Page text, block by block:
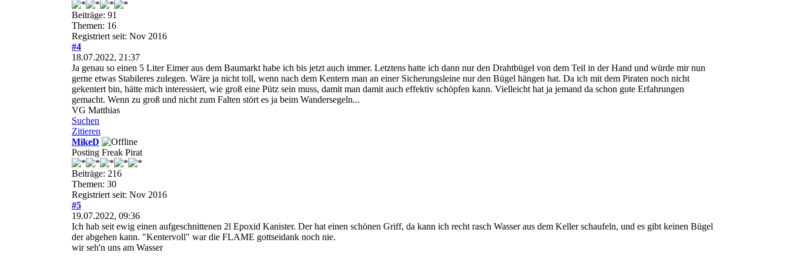
Beiträge: 91
Themen: 16
Registriert seit: Nov 2016
#4
18.07.2022, 21:37
Ja genau so einen 5 Liter Eimer aus dem Baumarkt habe ich bis jetzt auch immer. Letztens hatte ich dann nur den Drahtbügel von dem Teil in der Hand und würde mir nun
gerne etwas Stabileres zulegen. Wäre ja nicht toll, wenn nach dem Kentern man an einer Sicherungsleine nur den Bügel hängen hat. Da ich mit dem Piraten noch nicht
gekentert bin, hätte mich interessiert, wie groß eine Pütz sein muss, damit man damit auch effektiv schöpfen kann. Vielleicht hat ja jemand da schon gute Erfahrungen
gemacht. Wenn zu groß und nicht zum Falten stört es ja beim Wandersegeln...
VG Matthias
Suchen
Zitieren
MikeD
Posting Freak Pirat
Beiträge: 216
Themen: 30
Registriert seit: Nov 2016
#5
19.07.2022, 09:36
Ich hab seit ewig einen aufgeschnittenen 2l Epoxid Kanister. Der hat einen schönen Griff, da kann ich recht rasch Wasser aus dem Keller schaufeln, und es gibt keinen Bügel
der abgehen kann. "Kentervoll" war die FLAME gottseidank noch nie.
wir seh'n uns am Wasser